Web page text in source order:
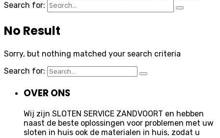
Search for:
No Result
Sorry, but nothing matched your search criteria
Search for:
OVER ONS
Wij zijn SLOTEN SERVICE ZANDVOORT en hebben
naast de beste oplossingen voor problemen met uw
sloten in huis ook de materialen in huis, zodat u